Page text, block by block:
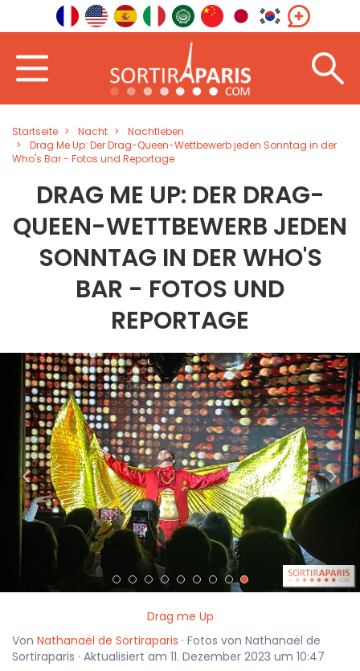
Startseite Nacht
Nachtleben
Drag Me Up: Der Drag-Queen-Wettbewerb jeden Sonntag in der
Who's Bar - Fotos und Reportage
DRAG ME UP: DER DRAG-
QUEEN-WETTBEWERB JEDEN
SONNTAG IN DER WHO'S
BAR - FOTOS UND
REPORTAGE
< >
Drag me Up
Von Nathanaël de Sortiraparis · Fotos von Nathanaël de
Sortiraparis · Aktualisiert am 11. Dezember 2023 um 10:47